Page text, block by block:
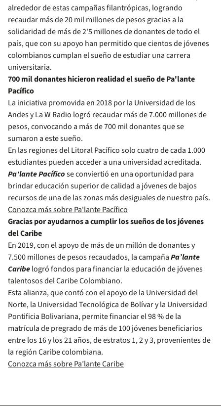
alrededor de estas campañas filantrópicas, logrando
recaudar más de 20 mil millones de pesos gracias a la
solidaridad de más de 2'5 millones de donantes de todo el
país, que con su apoyo han permitido que cientos de jóvenes
colombianos cumplan el sueño de estudiar una carrera
universitaria.
700 mil donantes hicieron realidad el sueño de Pa'lante
Pacífico
La iniciativa promovida en 2018 por la Universidad de los
Andes y La W Radio logró recaudar más de 7.000 millones de
pesos, convocando a más de 700 mil donantes que se
sumaron a este sueño.
En las regiones del Litoral Pacífico solo cuatro de cada 1.000
estudiantes pueden acceder a una universidad acreditada.
Pa'lante Pacíficose conviertió en una oportunidad para
brindar educación superior de calidad a jóvenes de bajos
recursos de una de las zonas más desiguales de nuestro país.
Conozca más sobre Pa'lante Pacífico
Gracias por ayudarnos a cumplir los sueños de los jóvenes
del Caribe
En 2019, con el apoyo de más de un millón de donantes y
7.500 millones de pesos recaudados, la campañaPa’lante
Caribelogró fondos para financiar la educación de jóvenes
talentosos del Caribe Colombiano.
Esta alianza, que contó con el apoyo de la Universidad del
Norte, la Universidad Tecnológica de Bolívar y la Universidad
Pontificia Bolivariana, permite financiar el 98 % de la
matrícula de pregrado de más de 100 jóvenes beneficiarios
entre los 16 y los 21 años, de estratos 1, 2 y 3, provenientes de
la región Caribe colombiana.
Conozca más sobre Pa’lante Caribe